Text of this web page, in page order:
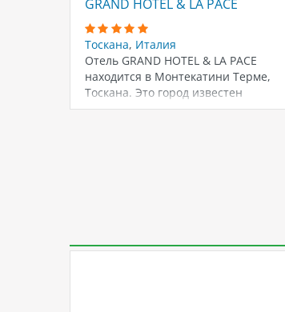
GRAND HOTEL & LA PACE
Тоскана, Италия
Отель GRAND HOTEL & LA PACE
находится в Монтекатини Терме,
Тоскана. Это город известен
своими…